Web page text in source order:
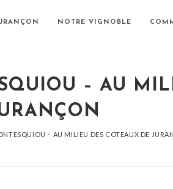
NOTRE VIGNOBLE
– AU
– AU MILIEU DES COTEAUX DE